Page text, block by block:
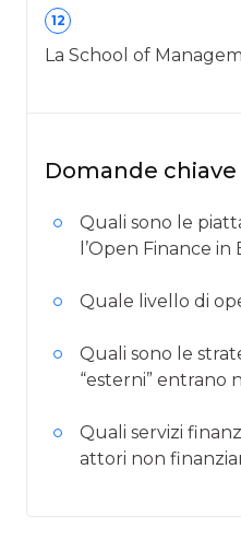
12
La School of
Domande chiave
Quali sono le
l’Open Finance in
Quale livello di
Quali sono le
“esterni” entrano
Quali servizi
attori non